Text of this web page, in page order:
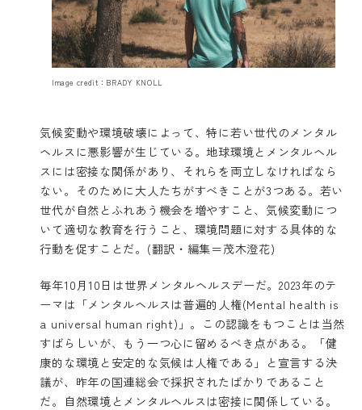
Image credit：BRADY KNOLL
気候変動や環境破壊によって、特に若い世代のメンタル
ヘルスに悪影響が生じている。地球環境とメンタルヘル
スには密接な関係があり、それらを両立しなければなら
ない。そのために大人たちがすべきことが3つある。若い
世代が自然とふれあう機会を増やすこと、気候変動につ
いて適切な教育を行うこと、環境問題に対する具体的な
行動を促すことだ。(翻訳・編集＝茂木澄花)
毎年10月10日は世界メンタルヘルスデーだ。2023年のテ
ーマは「メンタルヘルスは普遍的人権(Mental health is
a universal human right)」。この認識をもつことは当然
すばらしいが、もう一つ心に留めるべき点がある。
「健
康的な環境と安定的な気候は人権である」と宣言する決
議が、昨年の国連総会で採択されたばかりであること
だ。自然環境とメンタルヘルスは密接に関係している。